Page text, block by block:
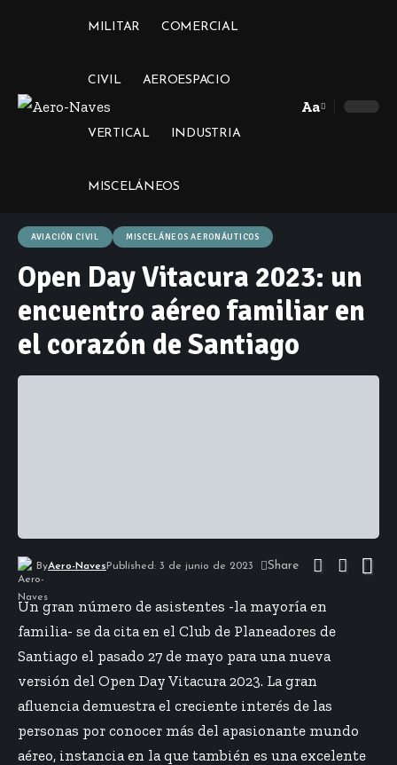
MILITAR COMERCIAL
CIVIL AEROESPACIO
VERTICAL INDUSTRIA
MISCELÁNEOS
Font
Aa
AVIACIÓN CIVIL MISCELÁNEOS AERONÁUTICOS
Open Day Vitacura 2023: un
encuentro aéreo familiar en
el corazón de Santiago
ByAero-Naves Published: 3 de junio de 2023 Share
Un gran número de asistentes -la mayoría en
familia- se da cita en el Club de Planeadores de
Santiago el pasado 27 de mayo para una nueva
versión del Open Day Vitacura 2023. La gran
afluencia demuestra el creciente interés de las
personas por conocer más del apasionante mundo
aéreo, instancia en la que también es una excelente